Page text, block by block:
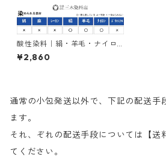
酸性染料｜絹・羊毛・ナイロ
ンを染める｜100g｜カヤノー
ルミーリングターキスブルー
¥2,860
通常の小包発送以外で、下記の配送手
ます。
それ、ぞれの配送手段については【送
てください。